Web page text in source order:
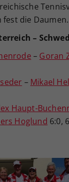
die Daumen.
–
– Goran
– Mikael
Haupt-
Hoglund 6:0,